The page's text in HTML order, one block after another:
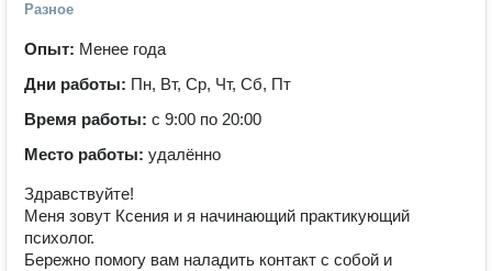
Разное
Опыт: Менее года
Дни работы: Пн, Вт, Ср, Чт, Сб, Пт
Время работы: с 9:00 по 20:00
Место работы: удалённо
Здравствуйте!
Меня зовут Ксения и я начинающий практикующий
психолог.
Бережно помогу вам наладить контакт с собой и